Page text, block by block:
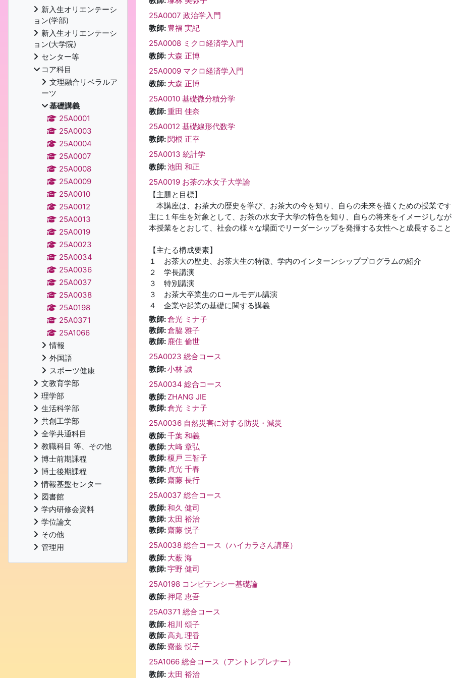
25A0007 政治学入門
教師: 豊福 実紀
25A0008 ミクロ経済学入門
教師: 大森 正博
25A0009 マクロ経済学入門
教師: 大森 正博
25A0010 基礎微分積分学
教師:重田 佳奈
25A0012 基礎線形代数学
教師:関根 正幸
25A0013 統計学
教師:池田 和正
25A0019 お茶の水女子大学論
【主題と目標】
本講座は、お茶大の歴史を学び、お茶大の今を知り、自らの未来を描くための授業です
主に１年生を対象として、お茶の水女子大学の特色を知り、自らの将来をイメージしな
本授業をとおして、社会の様々な場面でリーダーシップを発揮する女性へと成長すること
【主たる構成要素】
１ お茶大の歴史、お茶大生の特徴、学内のインターンシッププログラムの紹介
２ 学長講演
３ 特別講演
３ お茶大卒業生のロールモデル講演
４ 企業や起業の基礎に関する講義
教師:倉光 ミナ子
教師:倉脇 雅子
教師: 鹿住 倫世
25A0023 総合コース
教師:小林 誠
25A0034 総合コース
教師: ZHANG JIE
教師:倉光 ミナ子
25A0036 自然災害に対する防災・減災
教師:千葉 和義
教師: 大﨑 章弘
教師:榎戸 三智子
教師: 貞光 千春
教師:齋藤 長行
25A0037 総合コース
教師:和久 健司
教師: 太田 裕治
教師:齋藤 悦子
25A0038 総合コース（ハイカラさん講座）
教師: 大薮 海
教師:宇野 健司
25A0198 コンピテンシー基礎論
教師:押尾 恵吾
25A0371 総合コース
教師:相川 頌子
教師:高丸 理香
教師:齋藤 悦子
25A1066 総合コース（アントレプレナー）
教師: 太田 裕治
新入生オリエンテーシ
ョン(学部)
新入生オリエンテーシ
ョン(大学院)
センター等
コア科目
文理融合リベラルア
ーツ
基礎講義
25A0001
25A0003
25A0004
25A0007
25A0008
25A0009
25A0010
25A0012
25A0013
25A0019
25A0023
25A0034
25A0036
25A0037
25A0038
25A0198
25A0371
25A1066
情報
外国語
スポーツ健康
文教育学部
理学部
生活科学部
共創工学部
全学共通科目
教職科目 等、その他
博士前期課程
博士後期課程
情報基盤センター
図書館
学内研修会資料
学位論文
その他
管理用